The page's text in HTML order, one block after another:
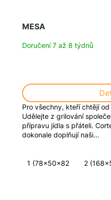
MESA
Doručení 7 až 8 týdnů
Pro všechny, kteří chtějí
Udělejte z grilování
přípravu jídla s přáteli.
dokonale doplňují naši...
1 (78x50x82 2